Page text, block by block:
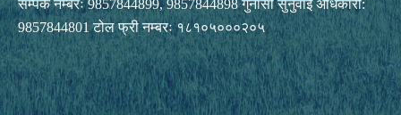
सम्पर्क नम्बरः 9857844899, 9857844898 गुनासो सुनुवाई अधिकारी:
9857844801 टोल फ्री नम्बरः १८१०५०००२०५